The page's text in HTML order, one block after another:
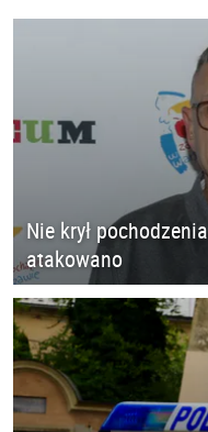
Nie krył
atakowano